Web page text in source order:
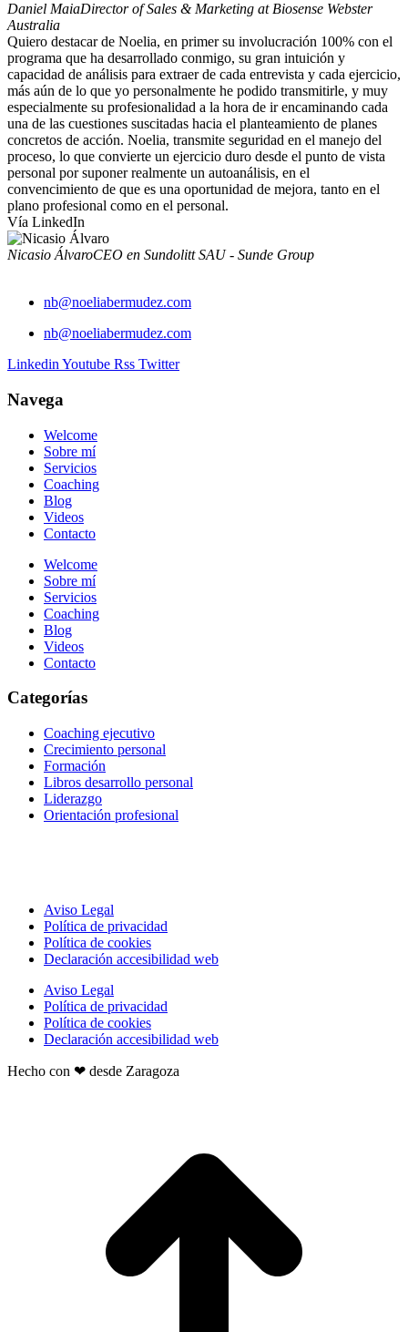
Daniel MaiaDirector of Sales & Marketing at Biosense Webster
Australia
Quiero destacar de Noelia, en primer su involucración 100% con el
programa que ha desarrollado conmigo, su gran intuición y
capacidad de análisis para extraer de cada entrevista y cada ejercicio,
más aún de lo que yo personalmente he podido transmitirle, y muy
especialmente su profesionalidad a la hora de ir encaminando cada
una de las cuestiones suscitadas hacia el planteamiento de planes
concretos de acción. Noelia, transmite seguridad en el manejo del
proceso, lo que convierte un ejercicio duro desde el punto de vista
personal por suponer realmente un autoanálisis, en el
convencimiento de que es una oportunidad de mejora, tanto en el
plano profesional como en el personal.
Vía LinkedIn
Nicasio ÁlvaroCEO en Sundolitt SAU - Sunde Group
nb@noeliabermudez.com
nb@noeliabermudez.com
Linkedin Youtube Rss Twitter
Navega
Welcome
Sobre mí
Servicios
Coaching
Blog
Videos
Contacto
Welcome
Sobre mí
Servicios
Coaching
Blog
Videos
Contacto
Categorías
Coaching ejecutivo
Crecimiento personal
Formación
Libros desarrollo personal
Liderazgo
Orientación profesional
Aviso Legal
Política de privacidad
Política de cookies
Declaración accesibilidad web
Aviso Legal
Política de privacidad
Política de cookies
Declaración accesibilidad web
Hecho con ❤ desde Zaragoza